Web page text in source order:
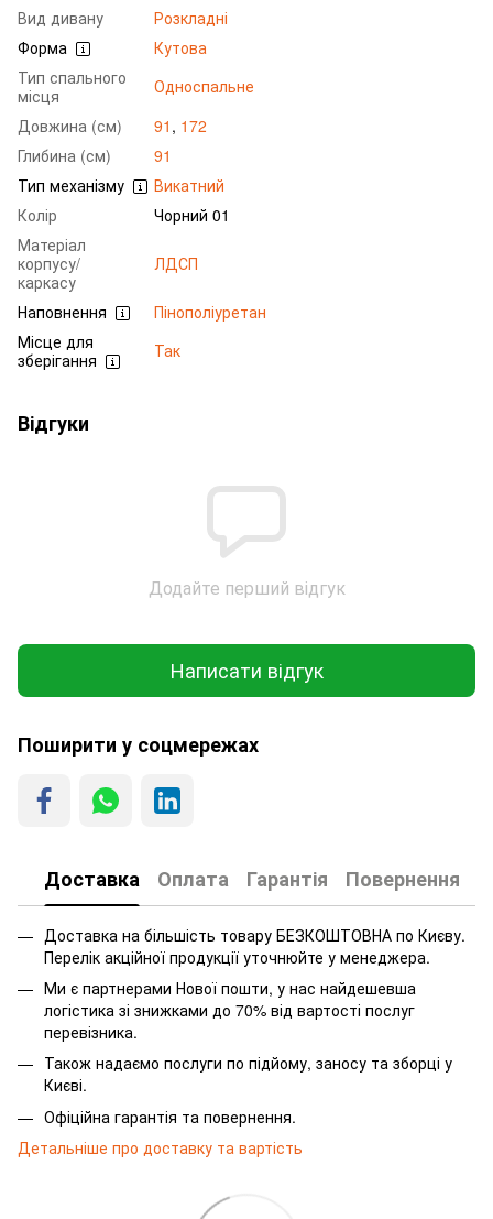
Вид дивану
Розкладні
Форма
Кутова
Тип спального
місця
Односпальне
Довжина (см)
91 , 172
Глибина (см)
91
Тип механізму
Викатний
Колір
Чорний 01
Матеріал
корпусу/
каркасу
ЛДСП
Наповнення
Пінополіуретан
Місце для
зберігання
Так
Відгуки
Додайте перший відгук
Написати відгук
Поширити у соцмережах
Доставка Оплата Гарантія Повернення
Доставка на більшість товару БЕЗКОШТОВНА по Києву.
Перелік акційної продукції уточнюйте у менеджера.
Ми є партнерами Нової пошти, у нас найдешевша
логістика зі знижками до 70% від вартості послуг
перевізника.
Також надаємо послуги по підйому, заносу та зборці у
Києві.
Офіційна гарантія та повернення.
Детальніше про доставку та вартість